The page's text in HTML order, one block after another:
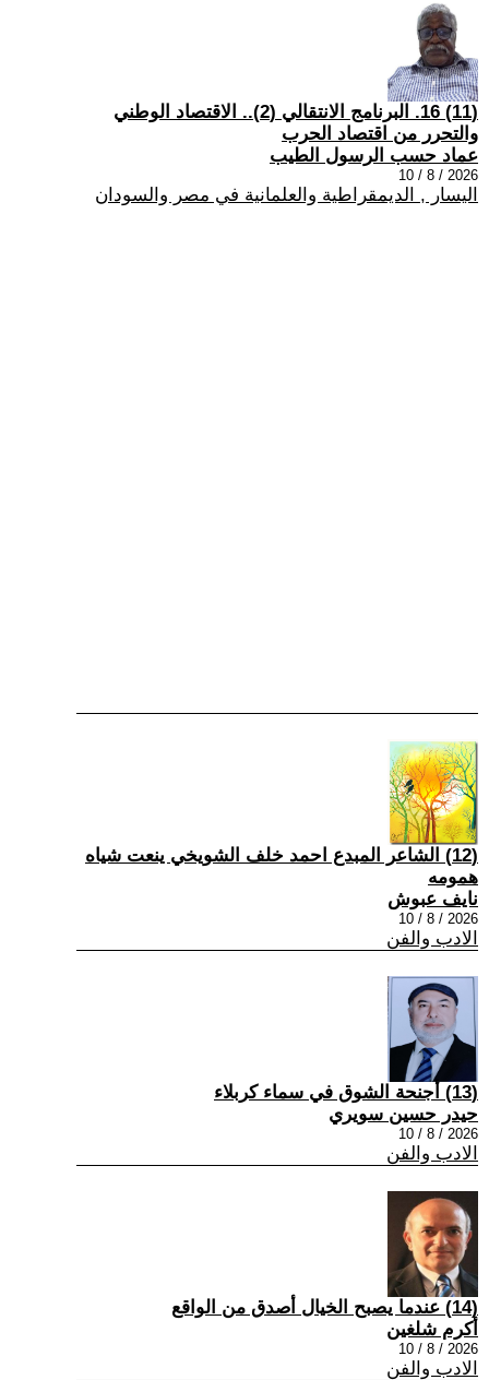
(11) 16. البرنامج الانتقالي (2).. الاقتصاد الوطني
والتحرر من اقتصاد الحرب
عماد حسب الرسول الطيب
2026 / 8 / 10
اليسار , الديمقراطية والعلمانية في مصر والسودان
(12) الشاعر المبدع احمد خلف الشويخي ينعت شياه
همومه
نايف عبوش
2026 / 8 / 10
الادب والفن
(13) أجنحة الشوق في سماء كربلاء
حيدر حسين سويري
2026 / 8 / 10
الادب والفن
(14) عندما يصبح الخيال أصدق من الواقع
أكرم شلغين
2026 / 8 / 10
الادب والفن